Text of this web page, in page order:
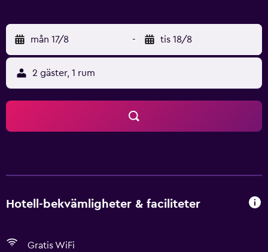
mån 17/8 - tis 18/8
2 gäster, 1 rum
Hotell-bekvämligheter & faciliteter
Gratis WiFi